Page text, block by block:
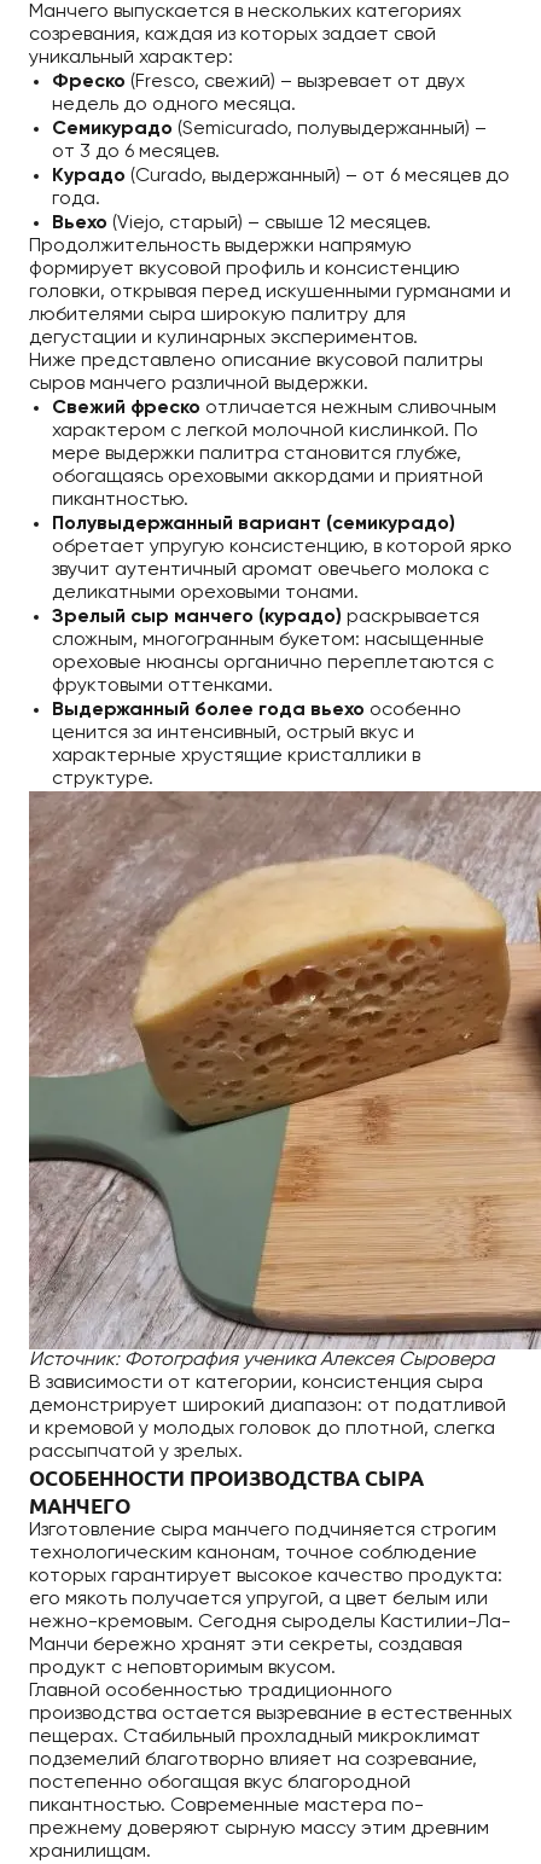
Манчего выпускается в нескольких категориях
созревания, каждая из которых задает свой
уникальный характер:
Фреско (Fresco, свежий) – вызревает от двух
недель до одного месяца.
Семикурадо (Semicurado, полувыдержанный) –
от 3 до 6 месяцев.
Курадо (Curado, выдержанный) – от 6 месяцев до
года.
Вьехо (Viejo, старый) – свыше 12 месяцев.
Продолжительность выдержки напрямую
формирует вкусовой профиль и консистенцию
головки, открывая перед искушенными гурманами и
любителями сыра широкую палитру для
дегустации и кулинарных экспериментов.
Ниже представлено описание вкусовой палитры
сыров манчего различной выдержки.
Свежий фреско отличается нежным сливочным
характером с легкой молочной кислинкой. По
мере выдержки палитра становится глубже,
обогащаясь ореховыми аккордами и приятной
пикантностью.
Полувыдержанный вариант (семикурадо)
обретает упругую консистенцию, в которой ярко
звучит аутентичный аромат овечьего молока с
деликатными ореховыми тонами.
Зрелый сыр манчего (курадо) раскрывается
сложным, многогранным букетом: насыщенные
ореховые нюансы органично переплетаются с
фруктовыми оттенками.
Выдержанный более года вьехо особенно
ценится за интенсивный, острый вкус и
характерные хрустящие кристаллики в
структуре.
Источник: Фотография ученика Алексея Сыровера
В зависимости от категории, консистенция сыра
демонстрирует широкий диапазон: от податливой
и кремовой у молодых головок до плотной, слегка
рассыпчатой у зрелых.
ОСОБЕННОСТИ ПРОИЗВОДСТВА СЫРА
МАНЧЕГО
Изготовление сыра манчего подчиняется строгим
технологическим канонам, точное соблюдение
которых гарантирует высокое качество продукта:
его мякоть получается упругой, а цвет белым или
нежно-кремовым. Сегодня сыроделы Кастилии-Ла-
Манчи бережно хранят эти секреты, создавая
продукт с неповторимым вкусом.
Главной особенностью традиционного
производства остается вызревание в естественных
пещерах. Стабильный прохладный микроклимат
подземелий благотворно влияет на созревание,
постепенно обогащая вкус благородной
пикантностью. Современные мастера по-
прежнему доверяют сырную массу этим древним
хранилищам.